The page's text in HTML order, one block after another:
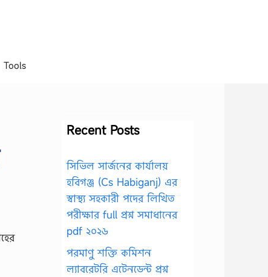
Tools
Recent Posts
সিভিল সার্জনের কার্যালয়
হবিগঞ্জ (Cs Habiganj) এর
স্বাস্থ্য সহকারী পদের লিখিত
পরীক্ষার full প্রশ্ন সমাধানের
pdf ২০২৬
পরমাণু শক্তি কমিশন
ল্যাবরেটরি এটেনডেন্ট প্রশ্ন